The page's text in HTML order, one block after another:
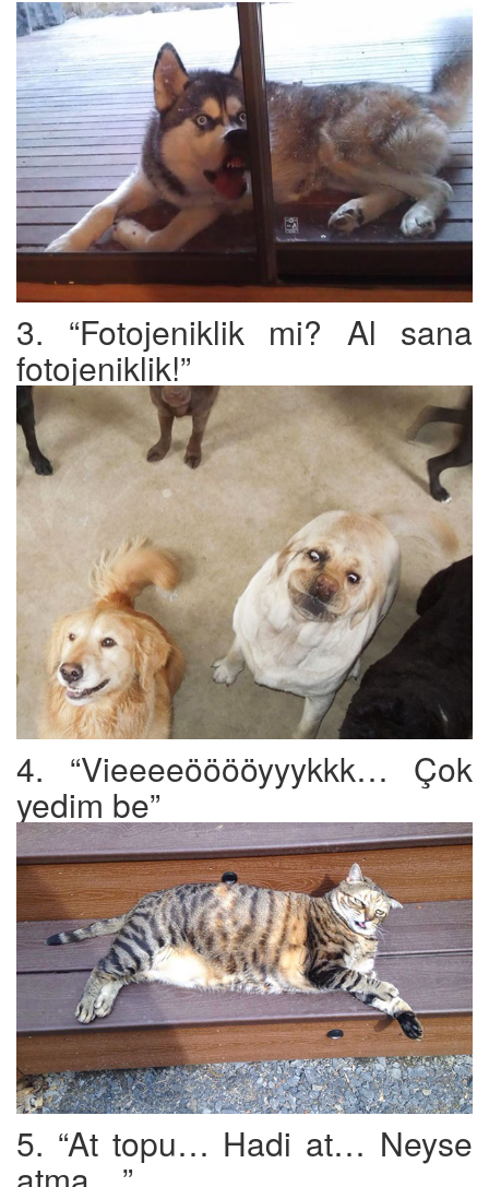
3. “Fotojeniklik mi? Al sana
fotojeniklik!”
4. “Vieeeeööööyyykkk… Çok
yedim be”
5. “At topu… Hadi at… Neyse